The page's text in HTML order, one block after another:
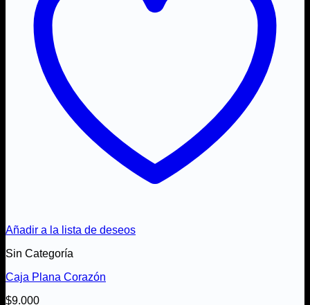
Añadir a la lista de deseos
Sin Categoría
Caja Plana Corazón
$9.000